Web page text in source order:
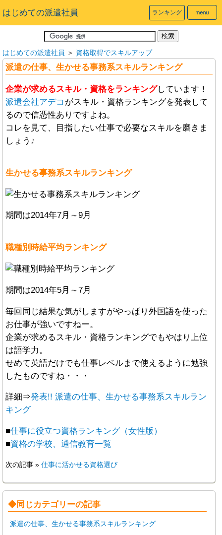
はじめての派遣社員 ランキング
はじめての派遣社員 ＞ 資格取得でスキルアップ
派遣の仕事、生かせる事務系スキルランキング
企業が求めるスキル・資格をランキングしています！
派遣会社アデコ がスキル・資格ランキングを発表して
るので信憑性ありですよね。
コレを見て、目指したい仕事で必要なスキルを磨きま
しょう♪
生かせる事務系スキルランキング
期間は2014年7月～9月
職種別時給平均ランキング
期間は2014年5月～7月
毎回同じ結果な気がしますがやっぱり外国語を使った
お仕事が強いですねー。
企業が求めるスキル・資格ランキングでもやはり上位
は語学力。
せめて英語だけでも仕事レベルまで使えるように勉強
したものですね・・・
詳細⇒発表!! 派遣の仕事、生かせる事務系スキルラン
キング
■仕事に役立つ資格ランキング（女性版）
■資格の学校、通信教育一覧
次の記事 » 仕事に活かせる資格選び
◆同じカテゴリーの記事
派遣の仕事、生かせる事務系スキルランキング